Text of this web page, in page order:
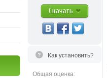
Скачать
Как установить?
Общая оценка: